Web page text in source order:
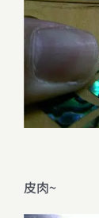
皮肉~